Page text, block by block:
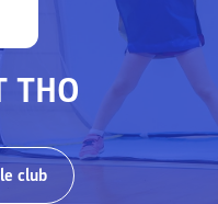
THO
le club